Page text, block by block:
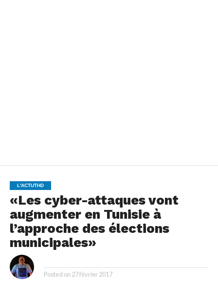
L'ACTUTHD
«Les cyber-attaques vont
augmenter en Tunisie à
l’approche des élections
municipales»
Posted on 27 février 2017